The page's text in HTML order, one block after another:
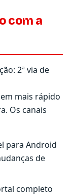
com a
2ª via de
mais rápido
Os canais
para Android
de
completo